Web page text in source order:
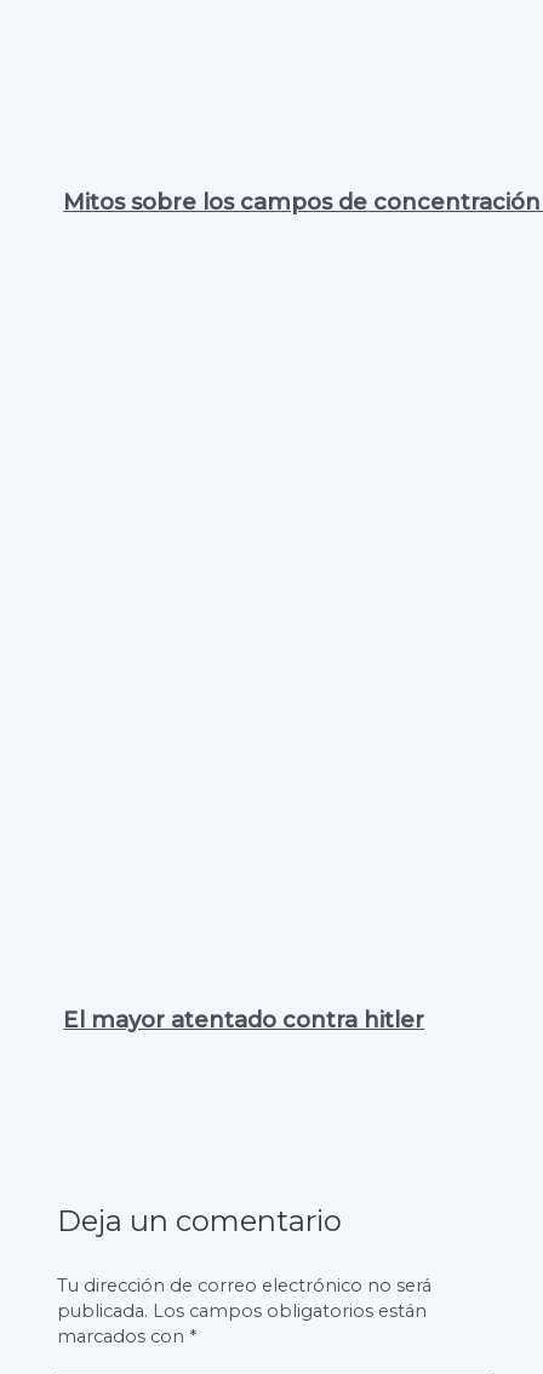
Mitos sobre los campos de
El mayor atentado contra hitler
Deja un comentario
Tu dirección de correo electrónico no será
publicada. Los campos obligatorios están
marcados con *